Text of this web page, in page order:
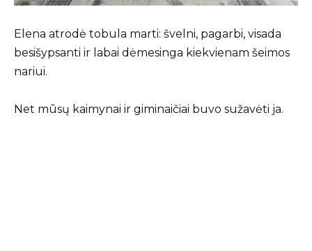
Elena atrodė tobula marti: švelni, pagarbi, visada
besišypsanti ir labai dėmesinga kiekvienam šeimos
nariui.
Net mūsų kaimynai ir giminaičiai buvo sužavėti ja.